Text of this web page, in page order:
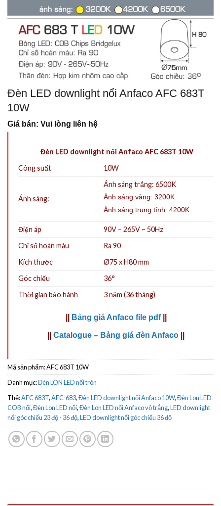
Đèn LED downlight nổi Anfaco AFC 683T
10W
Giá bán: Vui lòng liên hệ
Đèn LED downlight nổi Anfaco AFC 683T 10W
Công suất
10W
Ánh sáng:
Ánh sáng trắng: 6500K
Ánh sáng vàng: 3200K
Ánh sáng trung tính: 4200K
Điện áp
90V – 265V ~ 50Hz
Chỉ số hoàn màu
Ra 90
Kích thước
Ø75 x H80 mm
Góc chiếu
36°
Thời gian bảo hành
3 năm (36 tháng)
Bảng giá Anfaco file pdf
Catalogue – Bảng giá đèn Anfaco
Mã sản phẩm:AFC 683T 10W
Danh mục:Đèn LON LED nổi tròn
Thẻ:AFC 683T,AFC-683,Đèn LED downlight nổi Anfaco 10W,Đèn Lon LED
COB nổi,Đèn Lon LED nổi,Đèn Lon LED nổi Anfaco vỏ trắng,LED downlight
nổi góc chiếu 23 độ - 36 độ,LED downlight nổi góc chiếu 36 độ